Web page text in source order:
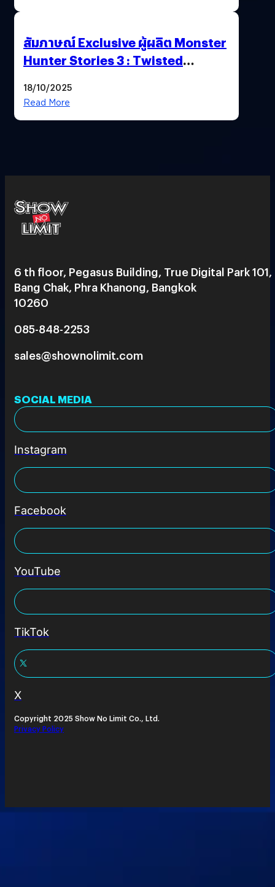
สัมภาษณ์ Exclusive ผู้ผลิต Monster
Hunter Stories 3 : Twisted
สวยฉ่ำ !
18/10/2025
Read More
6 th floor, Pegasus Building, True Digital Park 101,
Bang Chak, Phra Khanong, Bangkok
10260
085-848-2253
sales@shownolimit.com
SOCIAL MEDIA
Instagram
Facebook
YouTube
TikTok
X
Copyright 2025 Show No Limit Co., Ltd.
Privacy Policy